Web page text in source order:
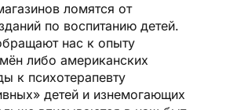
ломятся от
по воспитанию детей.
нас к опыту
либо американских
к психотерапевту
детей и изнемогающих